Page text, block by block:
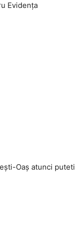
Evidenţa
Oaș atunci puteti